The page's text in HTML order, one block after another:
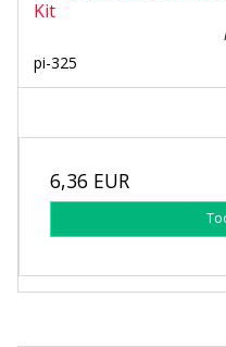
Kit
pi-325
6,36 EUR